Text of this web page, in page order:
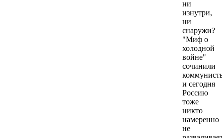
ни
изнутри,
ни
снаружи?
"Миф о
холодной
войне"
сочинили
и сегодня
Россию
тоже
никто
намеренно
не